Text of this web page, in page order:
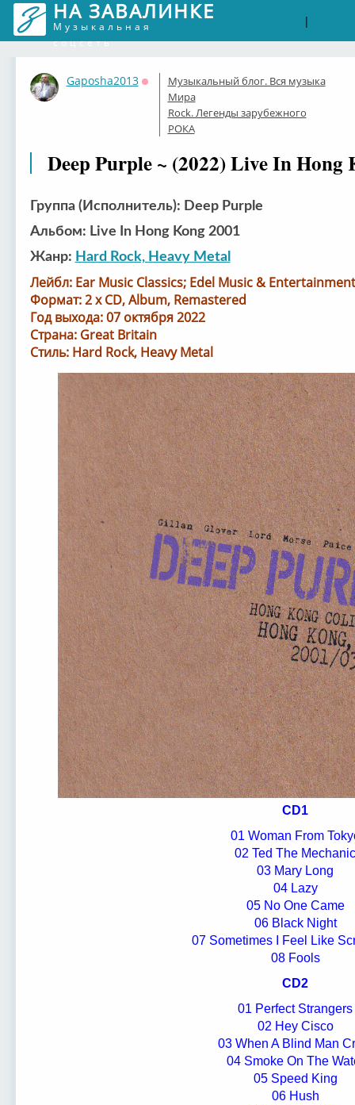
НА ЗАВАЛИНКЕ
Музыкальная
соцсеть
|
Gaposha2013
Оффлайн
Музыкальный блог. Вся музыка
Мира
Rock. Легенды зарубежного
РОКА
Deep Purple ~ (2022) Live In Hong
Группа (Исполнитель): Deep Purple
Альбом: Live In Hong Kong 2001
Жанр: Hard Rock, Heavy Metal
Лейбл: Ear Music Classics; Edel Music &
Формат: 2 x CD, Album, Remastered
Год выхода: 07 октября 2022
Страна: Great Britain
Стиль: Hard Rock, Heavy Metal
CD1
01 Woman From
02 Ted The Mechanic
03 Mary Long
04 Lazy
05 No One Came
06 Black Night
07 Sometimes I Feel Like
08 Fools
CD2
01 Perfect Strangers
02 Hey Cisco
03 When A Blind Man
04 Smoke On The
05 Speed King
06 Hush